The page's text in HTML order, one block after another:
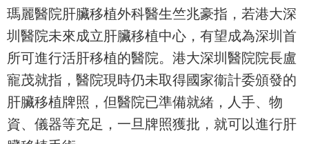
瑪麗醫院肝臟移植外科醫生竺兆豪指，若港大深
圳醫院未來成立肝臟移植中心，有望成為深圳首
所可進行活肝移植的醫院。港大深圳醫院院長盧
寵茂就指，醫院現時仍未取得國家衞計委頒發的
肝臟移植牌照，但醫院已準備就緒，人手、物
資、儀器等充足，一旦牌照獲批，就可以進行肝